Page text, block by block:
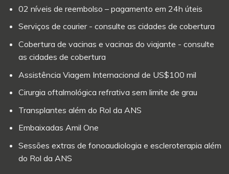
02 níveis de reembolso – pagamento em 24h úteis
Serviços de courier - consulte as cidades de cobertura
Cobertura de vacinas e vacinas do viajante - consulte
as cidades de cobertura
Assistência Viagem Internacional de US$100 mil
Cirurgia oftalmológica refrativa sem limite de grau
Transplantes além do Rol da ANS
Embaixadas Amil One
Sessões extras de fonoaudiologia e escleroterapia além
do Rol da ANS